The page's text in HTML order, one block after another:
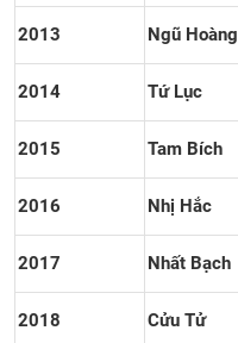
2013 Ngũ Hoàng
2014 Tứ Lục
2015 Tam Bích
2016 Nhị Hắc
2017 Nhất Bạch
2018 Cửu Tử